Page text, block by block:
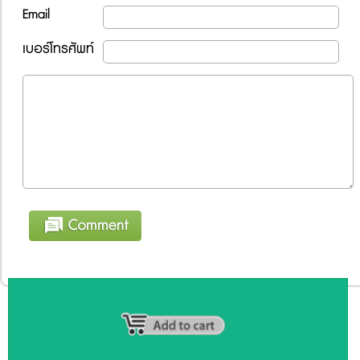
Email
เบอร์โทรศัพท์